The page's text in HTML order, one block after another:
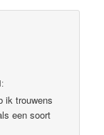
ik trouwens
een soort